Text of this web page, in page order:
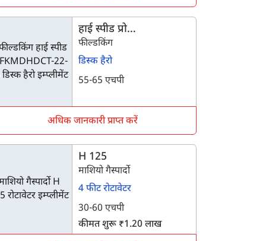
हाई स्पीड प्रो
FKMDHDCT-22-16
फील्डकिंग
डिस्क हैरो
55-65 एचपी
अधिक जानकारी प्राप्त करें
H 125
माशियो गैस्पार्दो
4 फीट रोटावेटर
30-60 एचपी
कीमत शुरू ₹1.20 लाख